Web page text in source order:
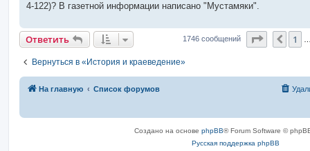
4-122)? В газетной информации написано "Мустамяки".
Ответить 1746 сообщений Страница
1
Вернуться в «История и краеведение»
На главную Список форумов
Создано на основе phpBB® Forum Software ©
Русская поддержка phpBB